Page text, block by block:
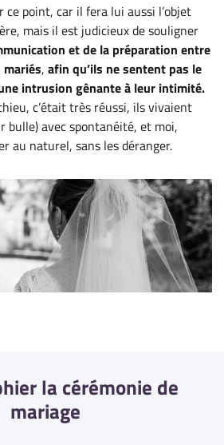
ce point, car il fera lui aussi l’objet
mais il est judicieux de souligner
et de la préparation entre
, afin qu’ils ne sentent pas le
intrusion gênante à leur intimité.
c’était très réussi, ils vivaient
bulle) avec spontanéité, et moi,
au naturel, sans les déranger.
la cérémonie de
mariage